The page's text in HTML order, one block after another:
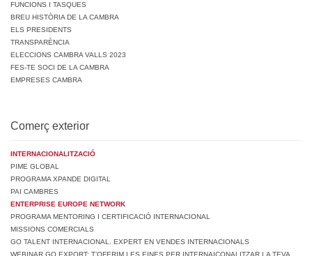
FUNCIONS I TASQUES
BREU HISTÒRIA DE LA CAMBRA
ELS PRESIDENTS
TRANSPARÈNCIA
ELECCIONS CAMBRA VALLS 2023
FES-TE SOCI DE LA CAMBRA
EMPRESES CAMBRA
Comerç exterior
INTERNACIONALITZACIÓ
PIME GLOBAL
PROGRAMA XPANDE DIGITAL
PAI CAMBRES
ENTERPRISE EUROPE NETWORK
PROGRAMA MENTORING I CERTIFICACIÓ INTERNACIONAL
MISSIONS COMERCIALS
GO TALENT INTERNACIONAL. EXPERT EN VENDES INTERNACIONALS
WEBINAR GO EXPORT: T’OFERIM LES EINES PER INTERNAICONALITZAR LA TEVA